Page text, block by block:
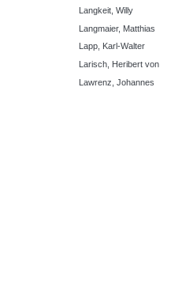
Langkeit, Willy
Langmaier, Matthias
Lapp, Karl-Walter
Larisch, Heribert von
Lawrenz, Johannes